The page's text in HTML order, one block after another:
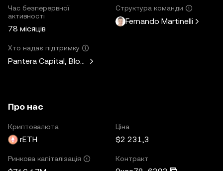
Час безперервної
активності
78 місяців
Структура команди
Fernando Martinelli
Хто надає підтримку
Pantera Capital, Blockchain Capital, LongHash Ventures,
Про нас
Криптовалюта
rETH
Ціна
$2 231,3
Ринкова капіталізація Контракт